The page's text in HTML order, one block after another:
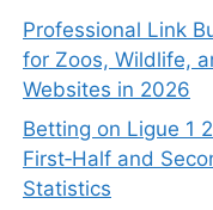
Professional Link
for Zoos, Wildlife,
Websites in 2026
Betting on Ligue 1
First‑Half and
Statistics